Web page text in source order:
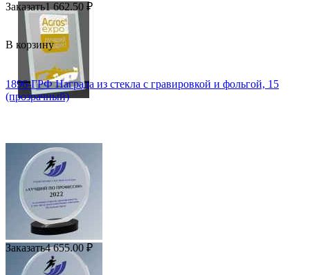
Заказать1 662.50 ₽
В корзину
1896-ГРФ Награда из стекла с гравировкой и фольгой, 15
(прозрачный)
Заказать4 655.00 ₽